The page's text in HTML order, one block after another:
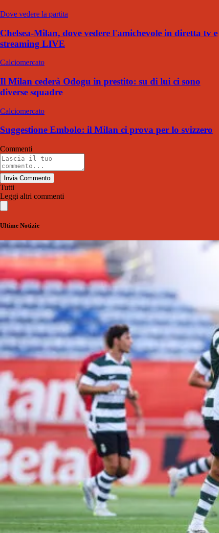
Dove vedere la partita
Chelsea-Milan, dove vedere l'amichevole in diretta tv e
streaming LIVE
Calciomercato
Il Milan cederà Odogu in prestito: su di lui ci sono
diverse squadre
Calciomercato
Suggestione Embolo: il Milan ci prova per lo svizzero
Commenti
Invia Commento
Tutti
Leggi altri commenti
Ultime Notizie